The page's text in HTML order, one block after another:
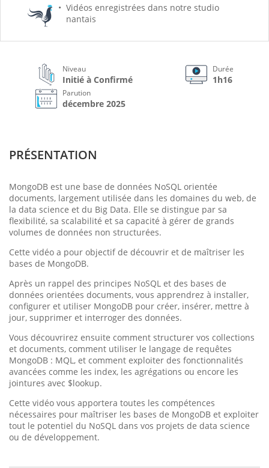
Vidéos enregistrées dans notre studio
nantais
Niveau
Initié à Confirmé
Durée
1h16
Parution
décembre 2025
PRÉSENTATION
MongoDB est une base de données NoSQL orientée
documents, largement utilisée dans les domaines du web, de
la data science et du Big Data. Elle se distingue par sa
flexibilité, sa scalabilité et sa capacité à gérer de grands
volumes de données non structurées.
Cette vidéo a pour objectif de découvrir et de maîtriser les
bases de MongoDB.
Après un rappel des principes NoSQL et des bases de
données orientées documents, vous apprendrez à installer,
configurer et utiliser MongoDB pour créer, insérer, mettre à
jour, supprimer et interroger des données.
Vous découvrirez ensuite comment structurer vos collections
et documents, comment utiliser le langage de requêtes
MongoDB : MQL, et comment exploiter des fonctionnalités
avancées comme les index, les agrégations ou encore les
jointures avec $lookup.
Cette vidéo vous apportera toutes les compétences
nécessaires pour maîtriser les bases de MongoDB et exploiter
tout le potentiel du NoSQL dans vos projets de data science
ou de développement.